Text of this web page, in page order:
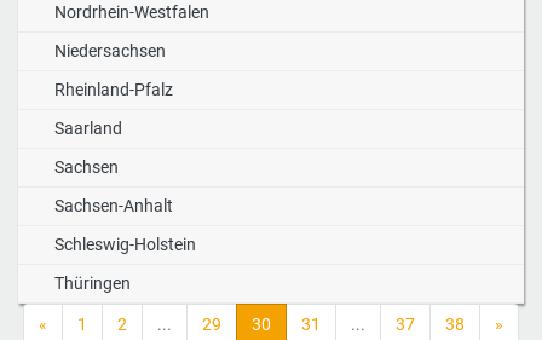
Nordrhein-Westfalen
Niedersachsen
Rheinland-Pfalz
Saarland
Sachsen
Sachsen-Anhalt
Schleswig-Holstein
Thüringen
« 1 2 ... 29 30 31 ... 37 38 »